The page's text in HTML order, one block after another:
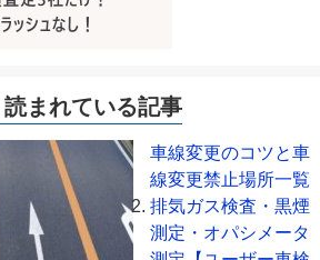
読まれている記事
車線変更のコツと車
線変更禁止場所一覧
排気ガス検査・黒煙
測定・オパシメータ